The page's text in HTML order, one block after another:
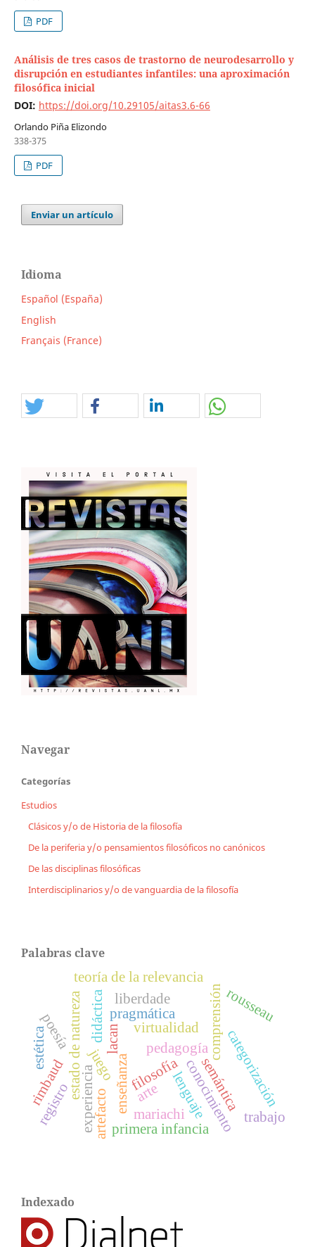
PDF
Análisis de tres casos de trastorno de neurodesarrollo y
disrupción en estudiantes infantiles: una aproximación
filosófica inicial
DOI: https://doi.org/10.29105/aitas3.6-66
Orlando Piña Elizondo
338-375
PDF
Enviar un artículo
Idioma
Español (España)
English
Français (France)
Navegar
Categorías
Estudios
Clásicos y/o de Historia de la filosofía
De la periferia y/o pensamientos filosóficos no canónicos
De las disciplinas filosóficas
Interdisciplinarios y/o de vanguardia de la filosofía
Palabras clave
pedagogía
virtualidad
enseñanzafilosofía
didáctica
juego
arte
experiencia conocimiento
comprensión
teoría de la relevancia
semántica
pragmática
categorización
primera infancia
lenguaje
rousseau
liberdade
estado de natureza
poesía
rimbaud
lacan
estética
registro trabajo
mariachi
artefacto
Indexado